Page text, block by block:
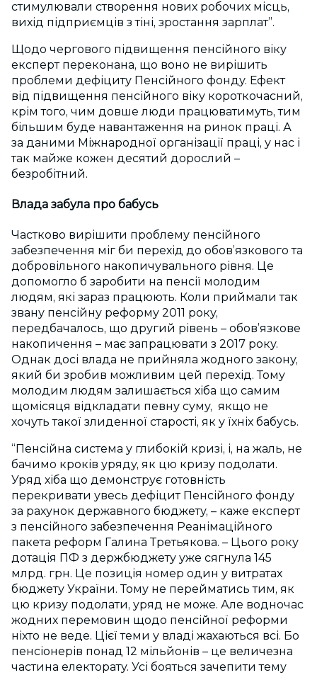
стимулювали створення нових робочих місць,
вихід підприємців з тіні, зростання зарплат”.
Щодо чергового підвищення пенсійного віку
експерт переконана, що воно не вирішить
проблеми дефіциту Пенсійного фонду. Ефект
від підвищення пенсійного віку короткочасний,
крім того, чим довше люди працюватимуть, тим
більшим буде навантаження на ринок праці. А
за даними Міжнародної організації праці, у нас і
так майже кожен десятий дорослий –
безробітний.
Влада забула про бабусь
Частково вирішити проблему пенсійного
забезпечення міг би перехід до обов’язкового та
добровільного накопичувального рівня. Це
допомогло б заробити на пенсії молодим
людям, які зараз працюють. Коли приймали так
звану пенсійну реформу 2011 року,
передбачалось, що другий рівень – обов’язкове
накопичення – має запрацювати з 2017 року.
Однак досі влада не прийняла жодного закону,
який би зробив можливим цей перехід. Тому
молодим людям залишається хіба що самим
щомісяця відкладати певну суму, якщо не
хочуть такої злиденної старості, як у їхніх бабусь.
“Пенсійна система у глибокій кризі, і, на жаль, не
бачимо кроків уряду, як цю кризу подолати.
Уряд хіба що демонструє готовність
перекривати увесь дефіцит Пенсійного фонду
за рахунок державного бюджету, – каже експерт
з пенсійного забезпечення Реанімаційного
пакета реформ Галина Третьякова. – Цього року
дотація ПФ з держбюджету уже сягнула 145
млрд. грн. Це позиція номер один у витратах
бюджету України. Тому не перейматись тим, як
цю кризу подолати, уряд не може. Але водночас
жодних перемовин щодо пенсійної реформи
ніхто не веде. Цієї теми у владі жахаються всі. Бо
пенсіонерів понад 12 мільйонів – це величезна
частина електорату. Усі бояться зачепити тему